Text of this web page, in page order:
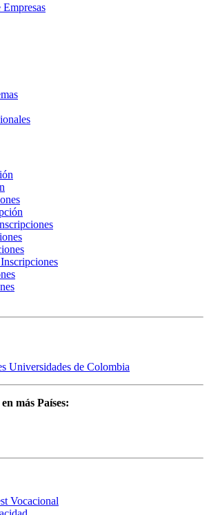
Universidades de Colombia
más Países:
Vocacional